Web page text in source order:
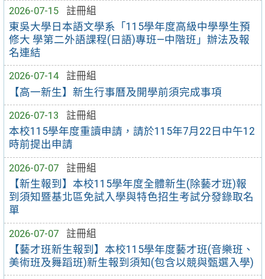
2026-07-15
註冊組
東吳大學日本語文學系「115學年度高級中學學生預
修大 學第二外語課程(日語)專班—中階班」辦法及報
名連結
2026-07-14
註冊組
【高一新生】新生行事曆及開學前須完成事項
2026-07-13
註冊組
本校115學年度重讀申請，請於115年7月22日中午12
時前提出申請
2026-07-07
註冊組
【新生報到】本校115學年度全體新生(除藝才班)報
到須知暨基北區免試入學與特色招生考試分發錄取名
單
2026-07-07
註冊組
【藝才班新生報到】本校115學年度藝才班(音樂班、
美術班及舞蹈班)新生報到須知(包含以競與甄選入學)